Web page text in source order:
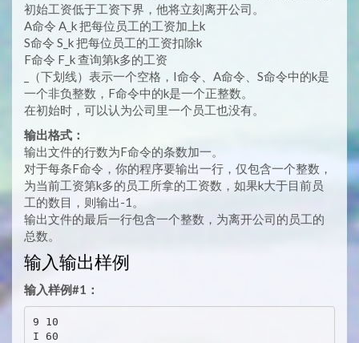
初始工资低于工资下界，他将立刻离开公司。
A命令 A_k 把每位员工的工资加上k
S命令 S_k 把每位员工的工资扣除k
F命令 F_k 查询第k多的工资
_（下划线）表示一个空格，I命令、A命令、S命令中的k是
一个非负整数，F命令中的k是一个正整数。
在初始时，可以认为公司里一个员工也没有。
输出格式：
输出文件的行数为F命令的条数加一。
对于每条F命令，你的程序要输出一行，仅包含一个整数，
为当前工资第k多的员工所拿的工资数，如果k大于目前员
工的数目，则输出-1。
输出文件的最后一行包含一个整数，为离开公司的员工的
总数。
输入输出样例
输入样例#1：
9 10
I 60